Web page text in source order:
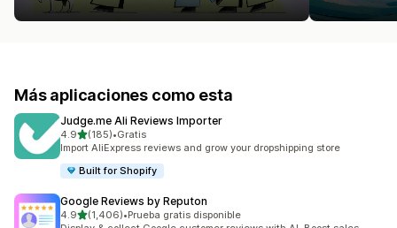
Más aplicaciones como esta
Judge.me Ali Reviews Importer
4.9de 5 estrellas
(185)
185 reseñas en total
•Gratis
Import AliExpress reviews and grow your dropshipping store
Built for Shopify
Google Reviews by Reputon
4.9de 5 estrellas
(1,406)
1406 reseñas en total
•Prueba gratis disponible